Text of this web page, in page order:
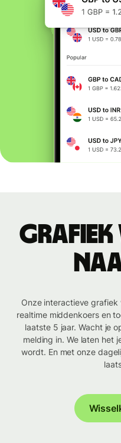
Grafiek
Onze interactieve grafiek
realtime middenkoers en
laatste 5 jaar. Wacht je
melding in. We laten het
wordt. En met onze